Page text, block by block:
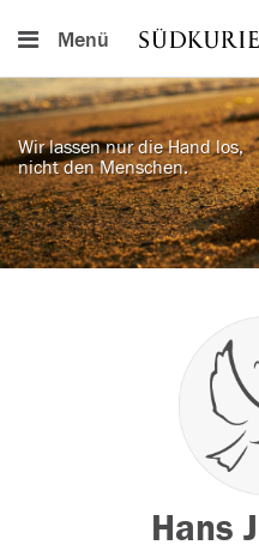
Menü
Wir lassen nur die Hand los,
nicht den Menschen.
Hans